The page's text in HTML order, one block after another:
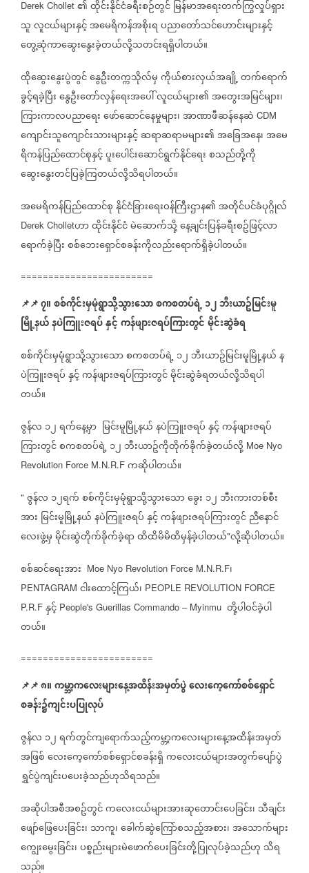
Derek Chollet ၏ထိုင်းနိုင်ငံခရီးစဉ်တွင်မြန်မာအရေးတက်ကြွလှုပ်ရှား
သူလူငယ်များနှင့်အမေရိကန်အစိုးရပညာတော်သင်ဟောင်းများနှင့်
တွေ့ဆုံကာဆွေးနွေးခဲ့တယ်လို့သတင်းရရှိပါတယ်။
ထိုဆွေးနွေးပွဲတွင်နွေဦးတက္ကသိုလ်မှကိုယ်စားလှယ်အချို့တက်ရောက်
ခွင့်ရခဲ့ပြီးနွေဦးတော်လှန်ရေးအပေါ်လူငယ်များ၏အတွေးအမြင်များ၊
ကြားကာလပညာရေးဖော်ဆောင်နေမှုများ၊အာဏာဖီဆန်နေဆဲ CDM
ကျောင်းသူကျောင်းသားများနှင့်ဆရာဆရာမများ၏အခြေအနေ၊အမေ
ရိကန်ပြည်ထောင်စုနှင့်ပူးပေါင်းဆောင်ရွက်နိုင်ရေးစသည်တို့ကို
ဆွေးနွေးတင်ပြခဲ့ကြတယ်လို့သိရပါတယ်။
အမေရိကန်ပြည်ထောင်စုနိုင်ငံခြားရေးဝန်ကြီးဌာန၏အတိုင်ပင်ခံပုဂ္ဂိုလ်
Derek Cholletဟာထိုင်းနိုင်ငံမဲဆောက်သို့နေ့ချင်းပြန်ခရီးစဥ်ဖြင့်လာ
ရောက်ခဲ့ပြီးစစ်ဘေးရှောင်စခန်းကိုလည်းရောက်ရှိခဲ့ပါတယ်။
========================
📌📌၇။စစ်ကိုင်းမှမုံရွာသို့သွားသောစကစတပ်ရဲ့၁၂ဘီးယာဥ်မြင်းမူ
မြို့နယ်နပဲကြူးဇရပ်နှင့်ကန်ဖျားဇရပ်ကြားတွင်မိုင်းဆွဲခံရ
စစ်ကိုင်းမှမုံရွာသို့သွားသောစကစတပ်ရဲ့၁၂ ဘီးယာဥ်မြင်းမူမြို့နယ်န
ပဲကြူးဇရပ်နှင့်ကန်ဖျားဇရပ်ကြားတွင်မိုင်းဆွဲခံရတယ်လို့သိရပါ
တယ်။
ဇွန်လ ၁၂ရက်နေ့မှာ မြင်းမူမြို့နယ်နပဲကြူးဇရပ်နှင့်ကန်ဖျားဇရပ်
ကြားတွင်စကစတပ်ရဲ့၁၂ ဘီးယာဥ်ကိုတိုက်ခိုက်ခဲ့တယ်လို့ Moe Nyo
Revolution Force M.N.R.F ကဆိုပါတယ်။
" ဇွန်လ ၁၂ရက်စစ်ကိုင်းမှမုံရွာသို့သွားသောခွေး ၁၂ ဘီးကားတစ်စီး
အား မြင်းမူမြို့နယ်နပဲကြူးဇရပ်နှင့်ကန်ဖျားဇရပ်ကြားတွင်ညီနောင်
လေးဖွဲ့မှမိုင်းဆွဲတိုက်ခိုက်ခဲ့ရာထိထိမိမိထိမှန်ခဲ့ပါတယ်"လို့ဆိုပါတယ်။
စစ်ဆင်ရေးအား Moe Nyo Revolution Force M.N.R.F၊
PENTAGRAM ငါးထောင့်ကြယ်၊ PEOPLE REVOLUTION FORCE
P.R.F နှင့် People's Guerillas Commando – Myinmu တို့ပါဝင်ခဲ့ပါ
တယ်။
========================
📌📌၈။ကမ္ဘာ့ကလေးများနေ့အထိန်းအမှတ်ပွဲလေးကေ့ကော်စစ်ရှောင်
စခန်း၌ကျင်းပပြုလုပ်
ဇွန်လ ၁၂ရက်တွင်ကျရောက်သည့်ကမ္ဘာ့ကလေးများနေ့အထိန်းအမှတ်
အဖြစ်လေးကေ့ကော်စစ်ရှောင်စခန်းရှိကလေးငယ်များအတွက်ပျော်ပွဲ
ရွှင်ပွဲကျင်းပပေးခဲ့သည်ဟုသိရသည်။
အဆိုပါအစီအစဥ်တွင်ကလေးငယ်များအားဆုတောင်းပေခြင်း၊ သီချင်း
ဖျော်ဖြေပေးခြင်း၊ သာကူ၊ခေါက်ဆွဲကြော်စသည့်အစား၊အသောက်များ
ကျွေးမွေးခြင်း၊ပစ္စည်းများမဲဖောက်ပေးခြင်းတို့ပြုလုပ်ခဲ့သည်ဟု သိရ
သည်။